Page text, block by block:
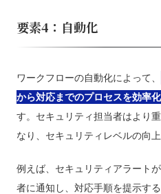
要素4：自動化
ワークフローの自動化によって、
から対応までのプロセスを効率
す。セキュリティ担当者はより
なり、セキュリティレベルの向
例えば、セキュリティアラート
者に通知し、対応手順を提示す